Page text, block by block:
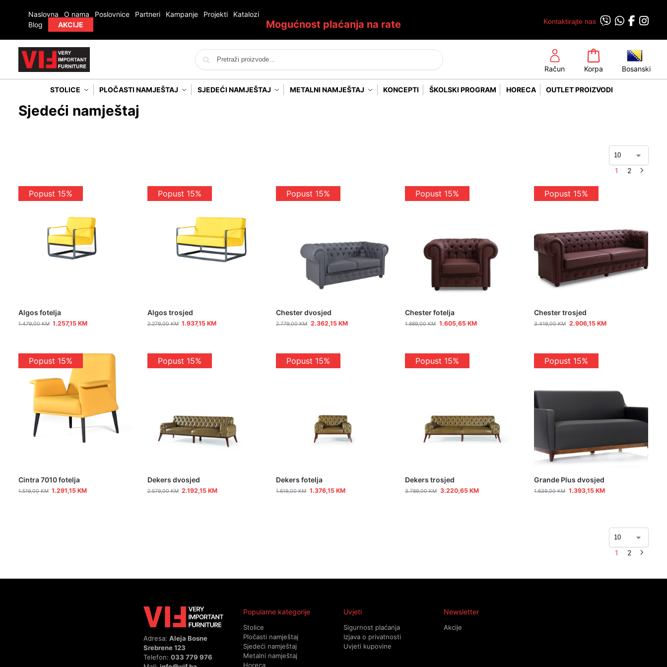
Naslovna O nama Poslovnice Partneri Kampanje Projekti
Katalozi
Blog
AKCIJE Mogućnost plaćanja na rate Kontaktirajte nas
Pretraži
Račun Korpa Bosanski
STOLICE PLOČASTI NAMJEŠTAJ SJEDEĆI NAMJEŠTAJ METALNI NAMJEŠTAJ KONCEPTI ŠKOLSKI PROGRAM HORECA OUTLET PROIZVODI
Sjedeći namještaj
1 2
Popust 15%
Algos fotelja
1.479,00KM 1.257,15KM
Popust 15%
Algos trosjed
2.279,00KM 1.937,15KM
Popust 15%
Chester dvosjed
2.779,00KM 2.362,15 KM
Popust 15%
Chester fotelja
1.889,00KM 1.605,65 KM
Popust 15%
Chester trosjed
3.419,00KM 2.906,15 KM
Popust 15%
Cintra 7010 fotelja
1.519,00KM 1.291,15KM
Popust 15%
Dekers dvosjed
2.579,00KM 2.192,15KM
Popust 15%
Dekers fotelja
1.619,00KM 1.376,15 KM
Popust 15%
Dekers trosjed
3.789,00KM 3.220,65 KM
Popust 15%
Grande Plus dvosjed
1.639,00KM 1.393,15 KM
1 2
Adresa: Aleja Bosne
Srebrene 123
Telefon: 033 779 976
Popularne kategorije
Stolice
Pločasti namještaj
Sjedeći namještaj
Metalni namještaj
Horeca
Uvjeti
Sigurnost plaćanja
Izjava o privatnosti
Uvjeti kupovine
Newsletter
Akcije